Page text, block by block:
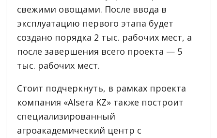
свежими овощами. После ввода в
эксплуатацию первого этапа будет
создано порядка 2 тыс. рабочих мест, а
после завершения всего проекта — 5
тыс. рабочих мест.
Стоит подчеркнуть, в рамках проекта
компания «Alsera KZ» также построит
специализированный
агроакадемический центр с